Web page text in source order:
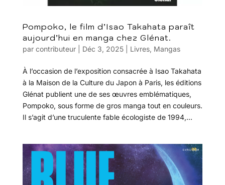
Pompoko, le film d’Isao Takahata paraît
aujourd’hui en manga chez Glénat.
par contributeur| Déc 3, 2025| Livres, Mangas
À l’occasion de l’exposition consacrée à Isao Takahata
à la Maison de la Culture du Japon à Paris, les éditions
Glénat publient une de ses œuvres emblématiques,
Pompoko, sous forme de gros manga tout en couleurs.
Il s’agit d’une truculente fable écologiste de 1994,...